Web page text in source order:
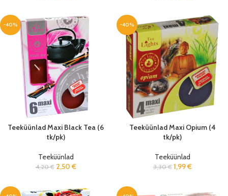
-40%
Teeküünlad Maxi Black Tea (6
tk/pk)
Teeküünlad
4,20€ 2,50 €
-40%
Teeküünlad Maxi Opium (4
tk/pk)
Teeküünlad
3,30€ 1,99€